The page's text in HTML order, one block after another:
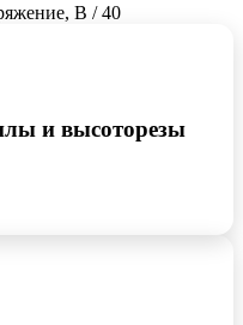
В / 40
и высоторезы